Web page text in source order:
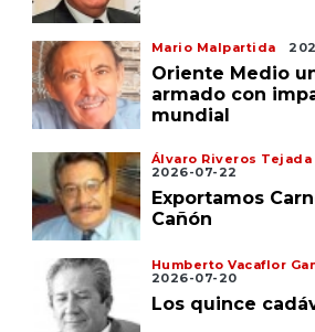
Mario Malpartida
Oriente Medio
armado con
mundial
Álvaro Riveros Tejada
2026-07-22
Exportamos
Cañón
Humberto Vacaflor
2026-07-20
Los quince